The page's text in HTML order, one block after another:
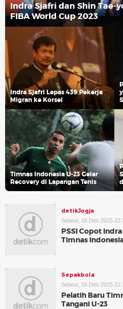
Indra Sjafri dan Shin Tae-
FIBA World Cup 2023
Indra Sjafri Lepas 439 Pekerja
Migran ke Korsel
Timnas Indonesia U-23 Gelar
Recovery di Lapangan Tenis
detikJogja
Selasa, 16 Des 2025
PSSI Copot
Timnas
Sepakbola
Selasa, 16 Des 2025
Pelatih Baru
Tangani U-23